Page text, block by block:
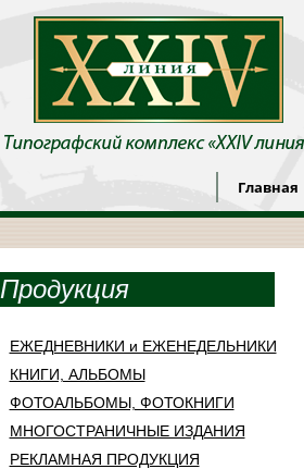
Главная
Продукция
ЕЖЕДНЕВНИКИ и ЕЖЕНЕДЕЛЬНИКИ
КНИГИ, АЛЬБОМЫ
ФОТОАЛЬБОМЫ, ФОТОКНИГИ
МНОГОСТРАНИЧНЫЕ ИЗДАНИЯ
РЕКЛАМНАЯ ПРОДУКЦИЯ